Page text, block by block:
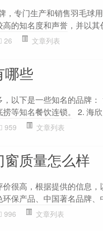
，专门生产和销售羽毛球
的知名度和声誉，并以其
26 文章列表
哪些
以下是一些知名的品牌
等知名餐饮连锁。 2. 海
959 文章列表
质量怎么样
很高，根据提供的信息
保产品、中国著名品牌、
996 文章列表